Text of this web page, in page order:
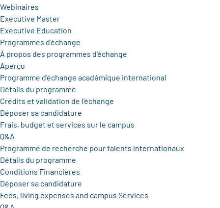
Webinaires
Executive Master
Executive Education
Programmes d'échange
À propos des programmes d'échange
Aperçu
Programme d'échange académique international
Détails du programme
Crédits et validation de l'échange
Déposer sa candidature
Frais, budget et services sur le campus
Q&A
Programme de recherche pour talents internationaux
Détails du programme
Conditions Financières
Déposer sa candidature
Fees, living expenses and campus Services